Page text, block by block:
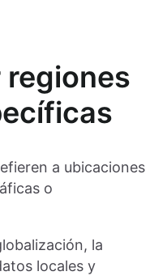
regiones
a ubicaciones
o
la
locales y